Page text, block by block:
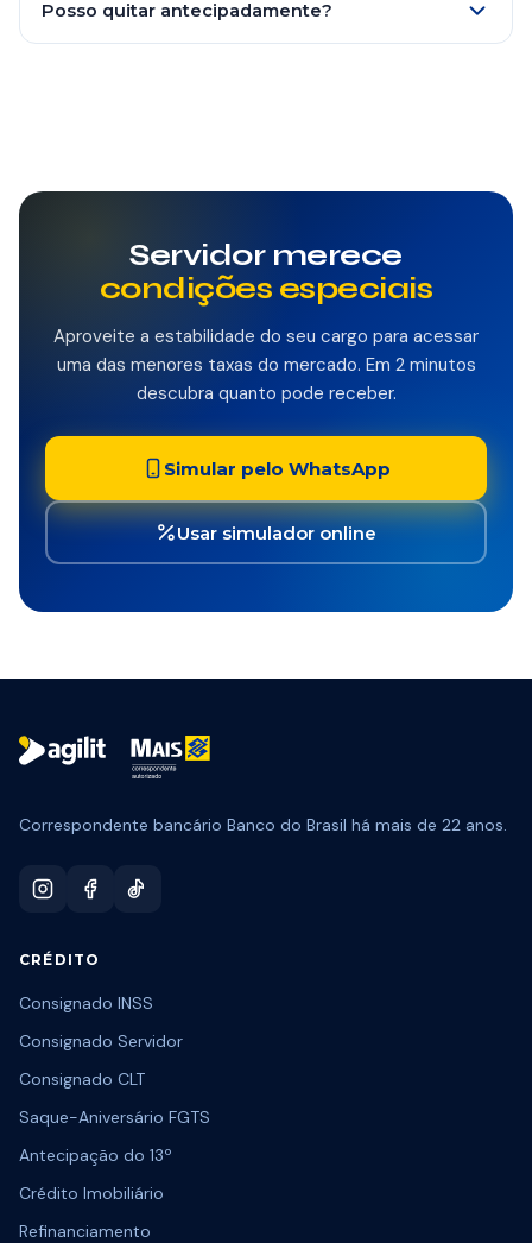
Posso quitar antecipadamente?
Servidor merece
condições especiais
Aproveite a estabilidade do seu cargo para acessar
uma das menores taxas do mercado. Em 2 minutos
descubra quanto pode receber.
Simular pelo WhatsApp
Usar simulador online
Correspondente bancário Banco do Brasil há mais de 22 anos.
CRÉDITO
Consignado INSS
Consignado Servidor
Consignado CLT
Saque-Aniversário FGTS
Antecipação do 13º
Crédito Imobiliário
Refinanciamento